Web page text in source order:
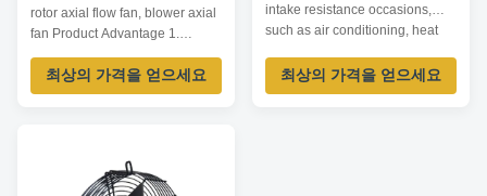
rotor axial flow fan, blower axial
fan Product Advantage 1.
compact structure and small
size Integral design of motor
makes the whole structure more
speed regulation range, smooth
start-up and low start-up current
최상의 가격을 얻으세요
intake resistance occasions,
such as air conditioning, heat
radiation... Impeller Diameter:
230~760mm Air Volume:
최상의 가격을 얻으세요